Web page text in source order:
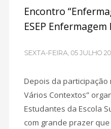
Encontro
ESEP
SEXTA-FEIRA, 05 JULHO
Depois da participação
Vários Contextos”
Estudantes da Escola
com grande prazer